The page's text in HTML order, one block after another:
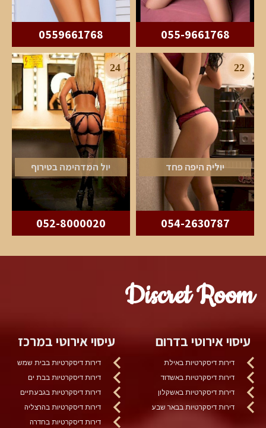
055-9661768
0559661768
22
יוליה היפה פחד
054-2630787
24
יול המדהימה בטירוף
052-8000020
Discret Room
עיסוי אירוטי בדרום
דירות דיסקרטיות באילת
דירות דיסקרטיות באשדוד
דירות דיסקרטיות באשקלון
דירות דיסקרטיות בבאר שבע
עיסוי אירוטי במרכז
דירות דיסקרטיות בבית שמש
דירות דיסקרטיות בבת ים
דירות דיסקרטיות בגבעתיים
דירות דיסקרטיות בהרצליה
דירות דיסקרטיות בחדרה